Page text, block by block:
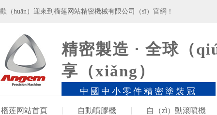
歡（huān）迎來到榴莲网站精密機械有限公司（sī）官網！
精密製造 · 全球（
享（xiǎng）
中國中小零件精密塗裝冠
（guàn）領品牌
榴莲网站首頁 自動噴膠機 自（zì）動滾噴機